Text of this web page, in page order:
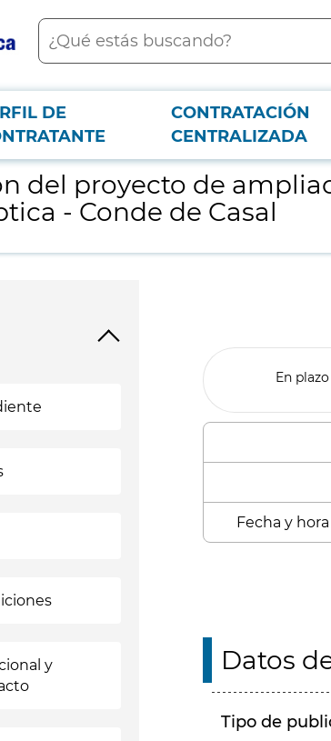
Buscar
DE
CONTRATACIÓN
CENTRALIZADA
de ampliación de la línea 11 del Metro de Madrid. Tramo:
del proyecto de
- Conde de Casal
y
En plazo
Fecha y
Datos
Tipo de